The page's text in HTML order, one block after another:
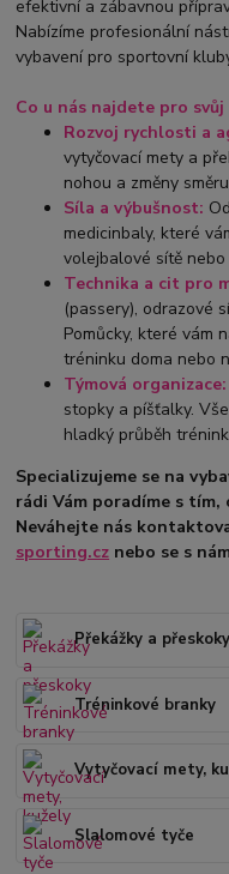
efektivní a zábavnou
Nabízíme profesionální
vybavení pro sportovní
Co u nás najdete pro
Rozvoj rychlosti a
vytyčovací mety a
nohou a změny
Síla a výbušnost:
medicinbaly, které
volejbalové sítě
Technika a cit pro
(passery), odrazové
Pomůcky, které vám
tréninku doma nebo
Týmová organizace:
stopky a píšťalky.
hladký průběh
Specializujeme se na
rádi Vám poradíme s
Neváhejte nás
sporting.cz nebo se s
Překážky a přeskoky
Tréninkové branky
Vytyčovací mety,
Slalomové tyče